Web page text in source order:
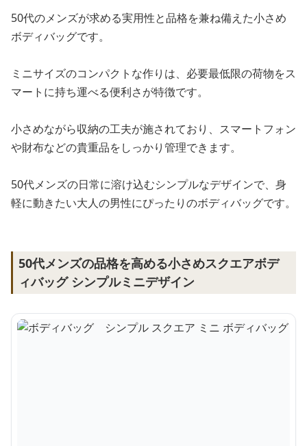
50代のメンズが求める実用性と品格を兼ね備えた小さめ
ボディバッグです。
ミニサイズのコンパクトな作りは、必要最低限の荷物をス
マートに持ち運べる便利さが特徴です。
小さめながら収納の工夫が施されており、スマートフォン
や財布などの貴重品をしっかり管理できます。
50代メンズの日常に溶け込むシンプルなデザインで、身
軽に動きたい大人の男性にぴったりのボディバッグです。
50代メンズの品格を高める小さめスクエアボデ
ィバッグ シンプルミニデザイン